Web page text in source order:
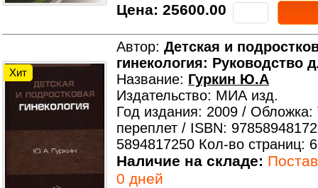
Цена: 25600.00
Хит
Автор: Детская и
гинекология: Руководство
Название: Гуркин Ю.А
Издательство: МИА изд.
Год издания: 2009 /
переплет / ISBN:
5894817250 Кол-во страниц:
Наличие на складе:
0 дней